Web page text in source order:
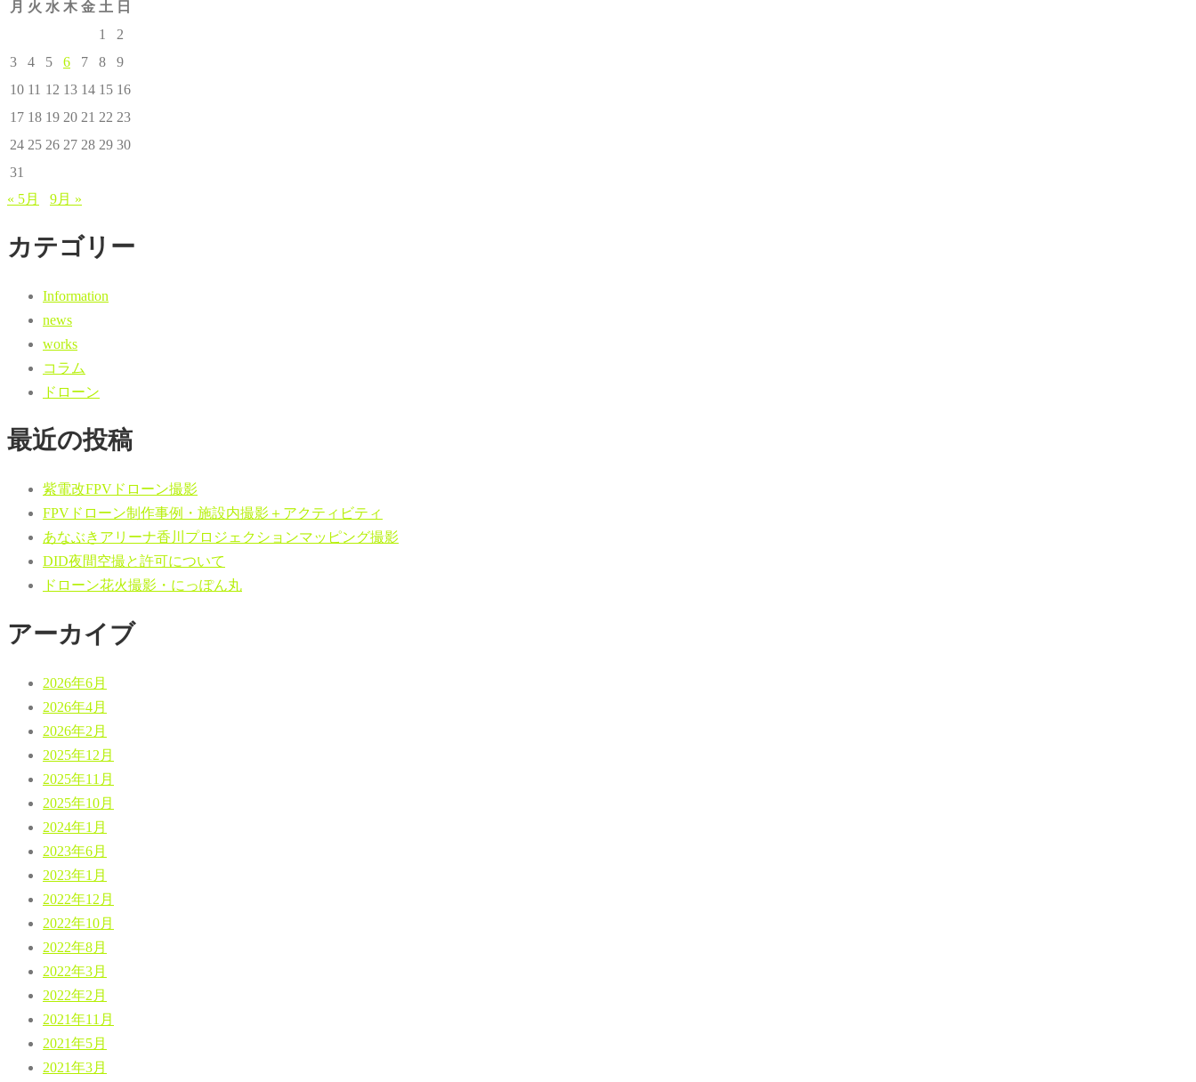
月 火 水 木 金 土 日
1
2
3
4 5 6 7 8
9
10 11 12 13 14 15 16
17 18 19 20 21 22 23
24 25 26 27 28 29 30
31
« 5月
9月 »
カテゴリー
Information
news
works
コラム
ドローン
最近の投稿
紫電改FPVドローン撮影
FPVドローン制作事例・施設内撮影＋アクティビティ
あなぶきアリーナ香川プロジェクションマッピング撮影
DID夜間空撮と許可について
ドローン花火撮影・にっぽん丸
アーカイブ
2026年6月
2026年4月
2026年2月
2025年12月
2025年11月
2025年10月
2024年1月
2023年6月
2023年1月
2022年12月
2022年10月
2022年8月
2022年3月
2022年2月
2021年11月
2021年5月
2021年3月